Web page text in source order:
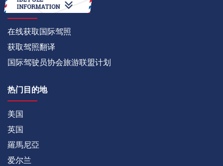
如何
在线获取国际驾照
获取驾照翻译
国际驾驶员协会旅游联盟计划
热门目的地
美国
英国
羅馬尼亞
爱尔兰